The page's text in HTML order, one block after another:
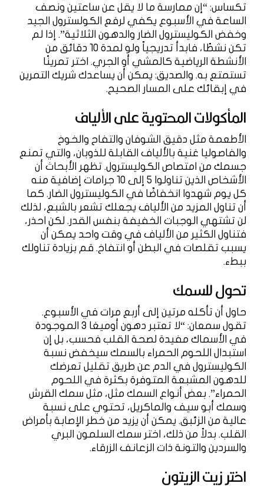
تكساس: “إن ممارسة ما لا يقل عن ساعتين ونصف
الساعة في الأسبوع يكفي لرفع الكولسترول الجيد
وخفض الكوليسترول الضار والدهون الثلاثية”. إذا لم
تكن نشطًا، فابدأ تدريجياً ولو لمدة 10 دقائق من
الأنشطة الرياضية كالمشي أو الجري. اختر تمرينًا
تستمتع به. والصديق: يمكن أن يساعدك شريك التمرين
في إبقائك على المسار الصحيح.
المأكولات المحتوية على الألياف
الأطعمة مثل دقيق الشوفان والتفاح والخوخ
والفاصوليا غنية بالألياف القابلة للذوبان، والتي تمنع
جسمك من امتصاص الكوليسترول. تظهر الأبحاث أن
الأشخاص الذين تناولوا 5 إلى 10 جرامات إضافية منه
كل يوم شهدوا انخفاضًا في الكوليسترول الضار. كما
أن تناول المزيد من الألياف يجعلك تشعر بالشبع، لذلك
لن تشتهي الوجبات الخفيفة بنفس القدر. لكن احذر،
فتناول الكثير من الألياف في وقت واحد يمكن أن
يسبب تقلصات في البطن أو انتفاخ. قم بزيادة تناولك
ببطء.
تحول للسمك
حاول أن تأكله مرتين إلى أربع مرات في الأسبوع.
تقول سمعان: “لا تعتبر دهون أوميغا 3 الموجودة
في الأسماك مفيدة لصحة القلب فحسب، بل إن
استبدال اللحوم الحمراء بالسمك سيخفض نسبة
الكوليسترول في الدم عن طريق تقليل تعرضك
للدهون المشبعة المتوفرة بكثرة في اللحوم
الحمراء”. بعض أنواع السمك مثل، مثل سمك القرش
وسمك أبو سيف والماكريل، تحتوي على نسبة
عالية من الزئبق. يمكن أن يزيد من خطر الإصابة بأمراض
القلب. بدلاً من ذلك، اختر سمك السلمون البري
والسردين والتونة ذات الزعانف الزرقاء.
اختر زيت الزيتون